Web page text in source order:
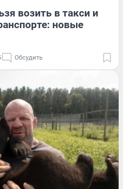
возить в такси и
новые
Обсудить